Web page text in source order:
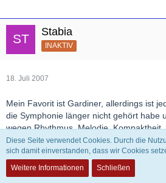
Stabia
INAKTIV
18. Juli 2007
Mein Favorit ist Gardiner, allerdings ist
die Symphonie länger nicht gehört habe
wegen Rhythmus, Melodie,
entschieden, keine Einleitung zu
Sache.
Die Symphonie kommt mir auch heiter
Diese Seite verwendet Cookies. Durch die
sich damit einverstanden, dass wir Cookies
Weitere Informationen
Schließen